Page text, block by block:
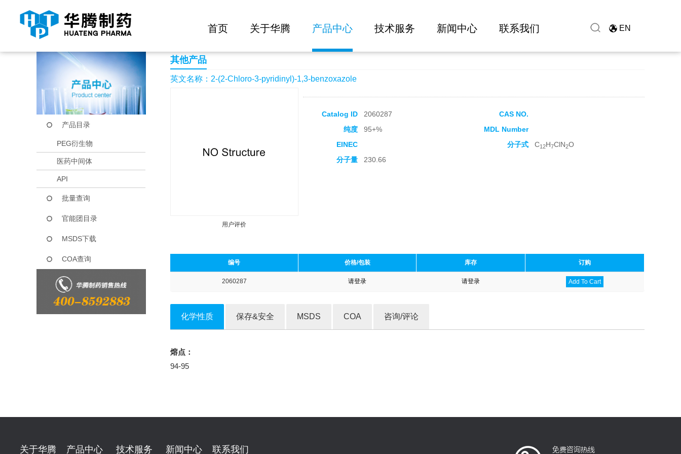
首页 关于华腾 产品中心 技术服务 新闻中心 联系我们 EN
当前位置： 首页 产品中心 2-(2-Chloro-3-pyridinyl)-1,3-benzoxazole
产品目录
PEG衍生物
医药中间体
API
批量查询
官能团目录
MSDS下载
COA查询
其他产品
英文名称：2-(2-Chloro-3-pyridinyl)-1,3-benzoxazole
用户评价
Catalog ID 2060287
CAS NO.
纯度
95+%
MDL Number
EINEC
分子式 C12H7ClN2O
分子量
230.66
编号 价格/包装 库存 订购
2060287 请登录 请登录 Add To Cart
化学性质 保存&安全 MSDS COA 咨询/评论
熔点：
94-95
关于华腾 产品中心 技术服务 新闻中心 联系我们